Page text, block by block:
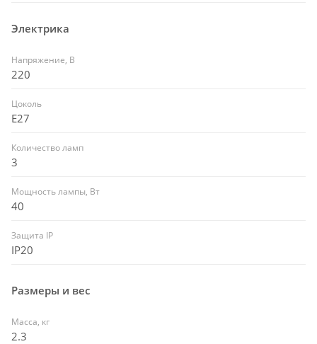
Электрика
Напряжение, В
220
Цоколь
E27
Количество ламп
3
Мощность лампы, Вт
40
Защита IP
IP20
Размеры и вес
Масса, кг
2.3